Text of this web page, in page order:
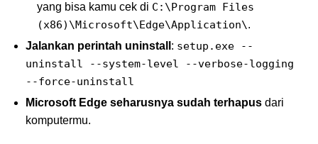
yang bisa kamu cek di C:\Program Files
(x86)\Microsoft\Edge\Application\.
Jalankan perintah uninstall : setup.exe --
uninstall --system-level --verbose-logging
--force-uninstall
Microsoft Edge seharusnya sudah terhapus dari
komputermu.